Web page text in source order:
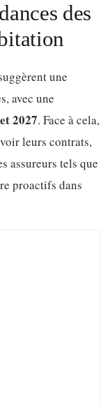
des
une
avec une
2027. Face à cela,
leurs contrats,
assureurs tels que
proactifs dans